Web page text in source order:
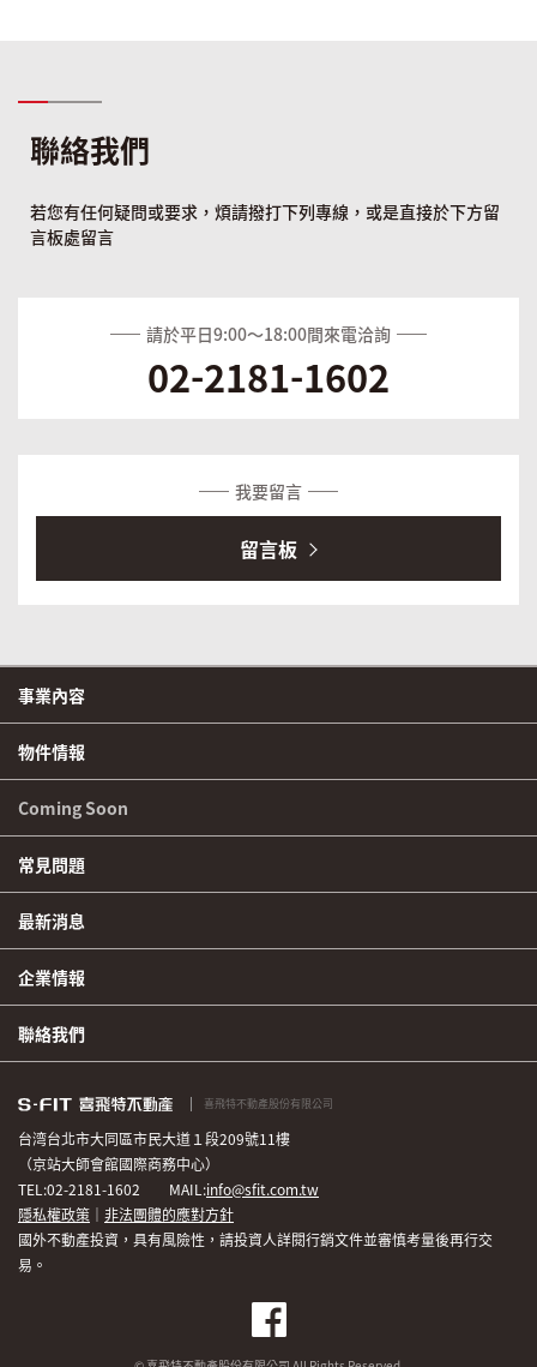
聯絡我們
若您有任何疑問或要求，煩請撥打下列專線，或是直接於下方留
言板處留言
請於平日9:00～18:00間來電洽詢
02-2181-1602
我要留言
留言板
事業內容
物件情報
Coming Soon
常見問題
最新消息
企業情報
聯絡我們
喜飛特不動產股份有限公司
台湾台北市大同區市民大道１段209號11樓
（京站大師會館國際商務中心）
TEL:02-2181-1602 MAIL:info@sfit.com.tw
隱私權政策 ｜ 非法團體的應對方針
國外不動產投資，具有風險性，請投資人詳閱行銷文件並審慎考量後再行交
易。